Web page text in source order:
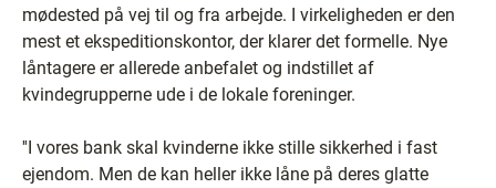
mødested på vej til og fra arbejde. I virkeligheden er den
mest et ekspeditionskontor, der klarer det formelle. Nye
låntagere er allerede anbefalet og indstillet af
kvindegrupperne ude i de lokale foreninger.
''I vores bank skal kvinderne ikke stille sikkerhed i fast
ejendom. Men de kan heller ikke låne på deres glatte